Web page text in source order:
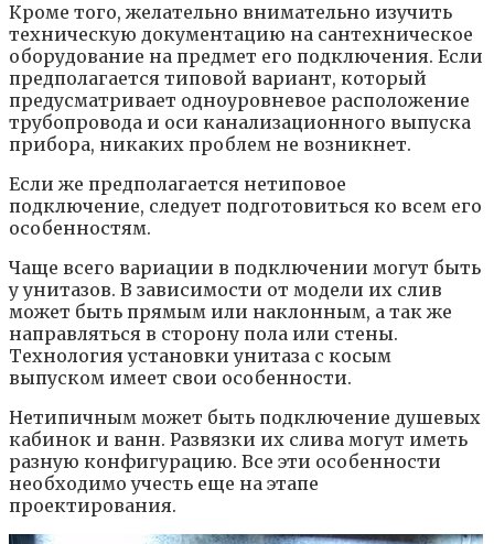
Кроме того, желательно внимательно изучить
техническую документацию на сантехническое
оборудование на предмет его подключения. Если
предполагается типовой вариант, который
предусматривает одноуровневое расположение
трубопровода и оси канализационного выпуска
прибора, никаких проблем не возникнет.
Если же предполагается нетиповое
подключение, следует подготовиться ко всем его
особенностям.
Чаще всего вариации в подключении могут быть
у унитазов. В зависимости от модели их слив
может быть прямым или наклонным, а так же
направляться в сторону пола или стены.
Технология установки унитаза с косым
выпуском имеет свои особенности.
Нетипичным может быть подключение душевых
кабинок и ванн. Развязки их слива могут иметь
разную конфигурацию. Все эти особенности
необходимо учесть еще на этапе
проектирования.